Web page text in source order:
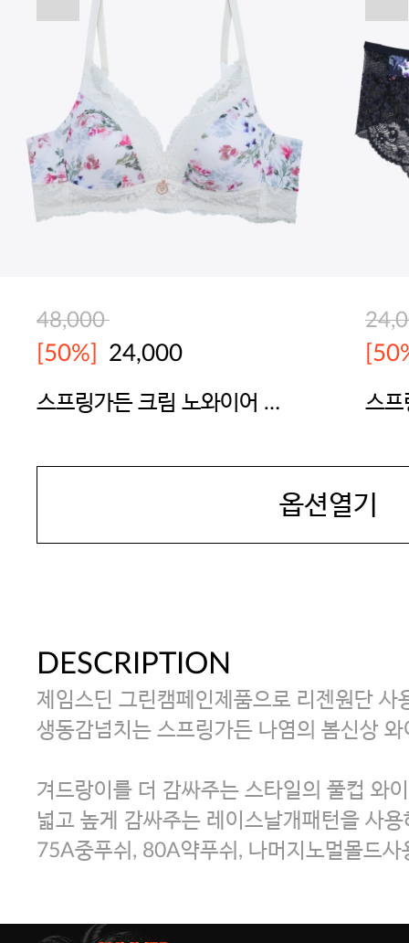
48,000
[50%] 24,000
스프링가든 크림 노와이어 브
스프
옵션열기
DESCRIPTION
제임스딘 그린캠페인제품으로 리젠원단 사
생동감넘치는 스프링가든 나염의 봄신상 와
겨드랑이를 더 감싸주는 스타일의 풀컵 와
넓고 높게 감싸주는 레이스날개패턴을 사
75A중푸쉬, 80A약푸쉬, 나머지노멀몰드사